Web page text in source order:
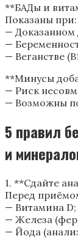
**БАДы и
Показаны при:
— Доказанном
—
— Веганстве
**Минусы
— Риск
— Возможны
5 правил
и
1. **Сдайте
Перед
— Витамина D;
— Железа
— Йода